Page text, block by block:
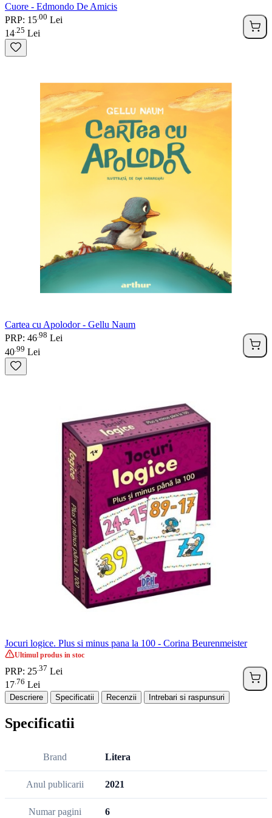
Cuore - Edmondo De Amicis
PRP: 15 00 Lei
14 25 Lei
Cartea cu Apolodor - Gellu Naum
PRP: 46 98 Lei
40 99 Lei
Jocuri logice. Plus si minus pana la 100 - Corina Beurenmeister
Ultimul produs in stoc
PRP: 25 37 Lei
17 76 Lei
Descriere Specificatii Recenzii Intrebari si raspunsuri
Specificatii
Brand Litera
Anul publicarii 2021
Numar pagini 6